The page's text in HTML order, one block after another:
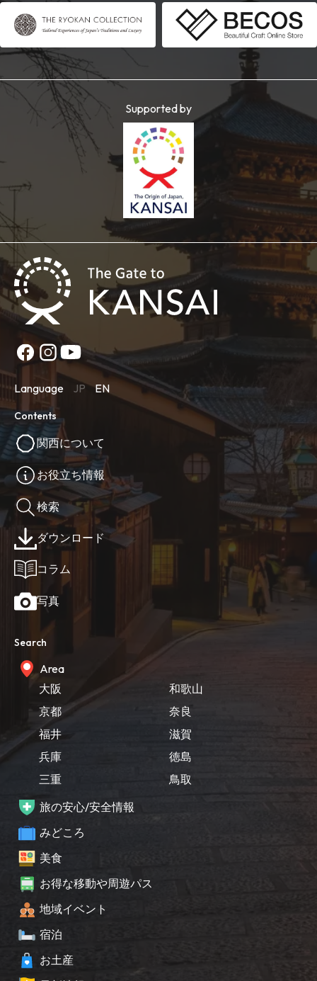
Supported by
Language JP EN
Contents
関西について
お役立ち情報
検索
ダウンロード
コラム
写真
Search
Area
大阪
京都
福井
兵庫
三重
和歌山
奈良
滋賀
徳島
鳥取
旅の安心/安全情報
みどころ
美食
お得な移動や周遊パス
地域イベント
宿泊
お土産